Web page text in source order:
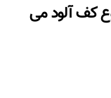
کف آلود می